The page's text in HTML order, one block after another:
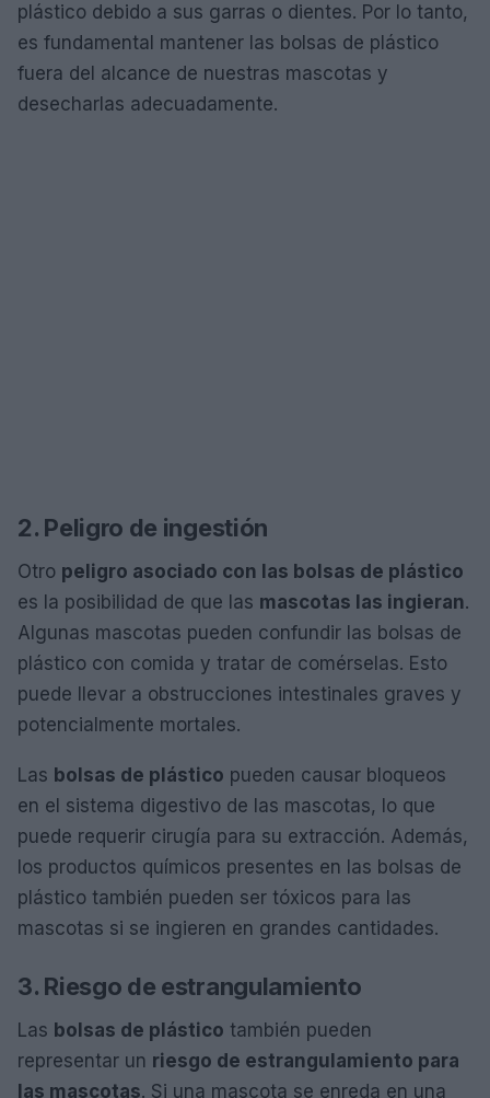
plástico debido a sus garras o dientes. Por lo tanto,
es fundamental mantener las bolsas de plástico
fuera del alcance de nuestras mascotas y
desecharlas adecuadamente.
2. Peligro de ingestión
Otro peligro asociado con las bolsas de plástico
es la posibilidad de que las mascotas las ingieran.
Algunas mascotas pueden confundir las bolsas de
plástico con comida y tratar de comérselas. Esto
puede llevar a obstrucciones intestinales graves y
potencialmente mortales.
Las bolsas de plástico pueden causar bloqueos
en el sistema digestivo de las mascotas, lo que
puede requerir cirugía para su extracción. Además,
los productos químicos presentes en las bolsas de
plástico también pueden ser tóxicos para las
mascotas si se ingieren en grandes cantidades.
3. Riesgo de estrangulamiento
Las bolsas de plástico también pueden
representar un riesgo de estrangulamiento para
las mascotas. Si una mascota se enreda en una